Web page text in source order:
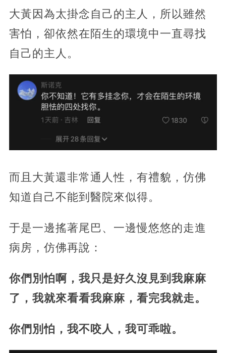
大黃因為太掛念自己的主人，所以雖然
害怕，卻依然在陌生的環境中一直尋找
自己的主人。
而且大黃還非常通人性，有禮貌，仿佛
知道自己不能到醫院來似得。
于是一邊搖著尾巴、一邊慢悠悠的走進
病房，仿佛再說：
你們別怕啊，我只是好久沒見到我麻麻
了，我就來看看我麻麻，看完我就走。
你們別怕，我不咬人，我可乖啦。